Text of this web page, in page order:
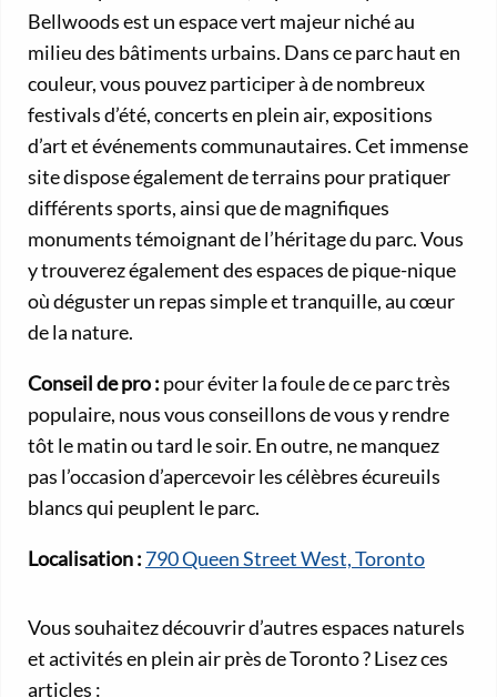
Bellwoods est un espace vert majeur niché au
milieu des bâtiments urbains. Dans ce parc haut en
couleur, vous pouvez participer à de nombreux
festivals d’été, concerts en plein air, expositions
d’art et événements communautaires. Cet immense
site dispose également de terrains pour pratiquer
différents sports, ainsi que de magnifiques
monuments témoignant de l’héritage du parc. Vous
y trouverez également des espaces de pique-nique
où déguster un repas simple et tranquille, au cœur
de la nature.
Conseil de pro : pour éviter la foule de ce parc très
populaire, nous vous conseillons de vous y rendre
tôt le matin ou tard le soir. En outre, ne manquez
pas l’occasion d’apercevoir les célèbres écureuils
blancs qui peuplent le parc.
Localisation : 790 Queen Street West, Toronto
Vous souhaitez découvrir d’autres espaces naturels
et activités en plein air près de Toronto ? Lisez ces
articles :